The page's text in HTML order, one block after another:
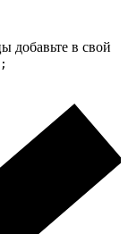
добавьте в свой